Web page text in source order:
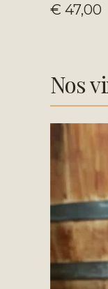
€ 47,00
Nos